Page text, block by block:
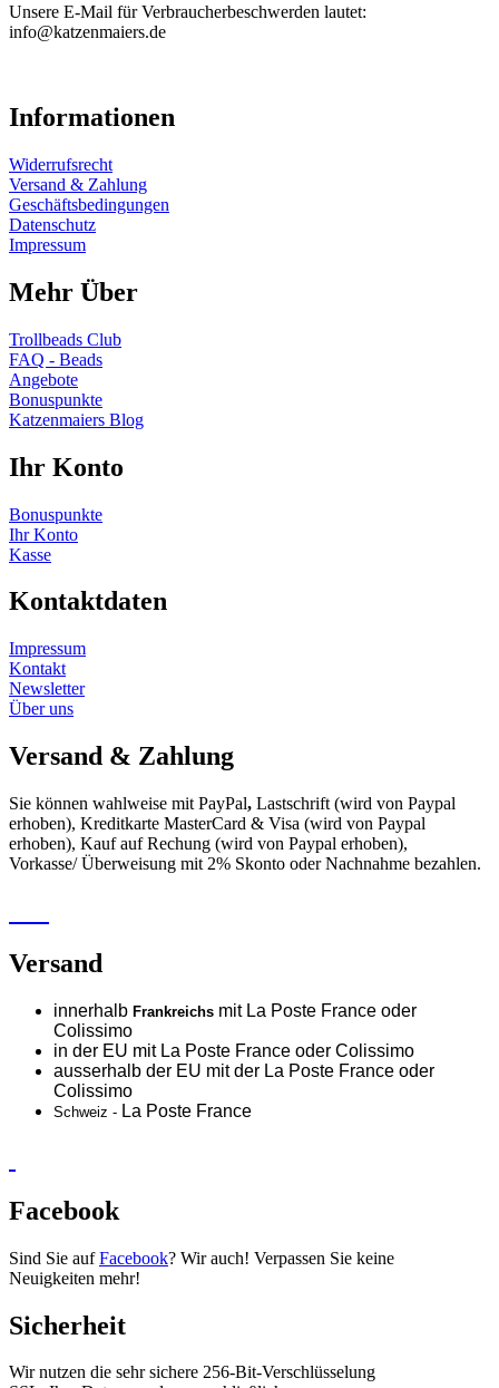
Unsere E-Mail für Verbraucherbeschwerden lautet:
info@katzenmaiers.de
Informationen
Widerrufsrecht
Versand & Zahlung
Geschäftsbedingungen
Datenschutz
Impressum
Mehr Über
Trollbeads Club
FAQ - Beads
Angebote
Bonuspunkte
Katzenmaiers Blog
Ihr Konto
Bonuspunkte
Ihr Konto
Kasse
Kontaktdaten
Impressum
Kontakt
Newsletter
Über uns
Versand & Zahlung
Sie können wahlweise mit PayPal, Lastschrift (wird von Paypal
erhoben), Kreditkarte MasterCard & Visa (wird von Paypal
erhoben), Kauf auf Rechung (wird von Paypal erhoben),
Vorkasse/ Überweisung mit 2% Skonto oder Nachnahme bezahlen.
Versand
innerhalb Frankreichs mit La Poste France oder
Colissimo
in der EU mit La Poste France oder Colissimo
ausserhalb der EU mit der La Poste France oder
Colissimo
Schweiz - La Poste France
Facebook
Sind Sie aufFacebook? Wir auch! Verpassen Sie keine
Neuigkeiten mehr!
Sicherheit
Wir nutzen die sehr sichere 256-Bit-Verschlüsselung